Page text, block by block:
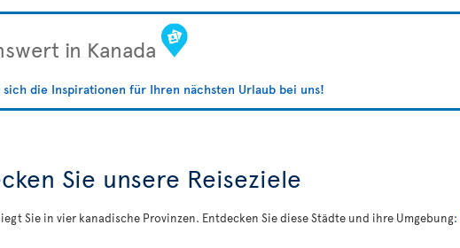
in Kanada
sich die Inspirationen für Ihren nächsten Urlaub bei uns!
Sie unsere Reiseziele
Sie in vier kanadische Provinzen. Entdecken Sie diese Städte und ihre Umgebung: